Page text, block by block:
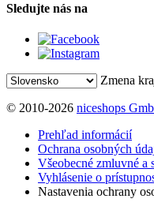
Sledujte nás na
Zmena
© 2010-2026 niceshops
Prehľad informácií
Ochrana osobných
Všeobecné zmluvné a
Vyhlásenie o
Nastavenia ochrany